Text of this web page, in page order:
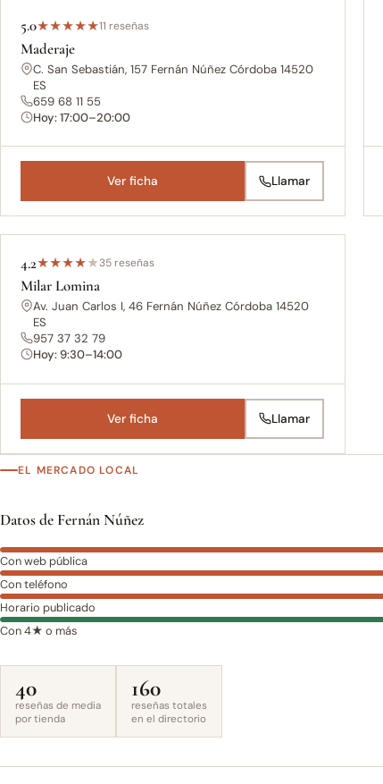
5.0★★★★★11 reseñas
Maderaje
C. San Sebastián, 157 Fernán Núñez Córdoba 14520
ES
659 68 11 55
Hoy: 17:00–20:00
Ver ficha Llamar
4.2★★★★★35 reseñas
Milar Lomina
Av. Juan Carlos I, 46 Fernán Núñez Córdoba 14520
ES
957 37 32 79
Hoy: 9:30–14:00
Ver ficha Llamar
EL MERCADO LOCAL
Datos de Fernán Núñez
Con web pública
Con teléfono
Horario publicado
Con 4★ o más
40
reseñas de media
por tienda
160
reseñas totales
en el directorio